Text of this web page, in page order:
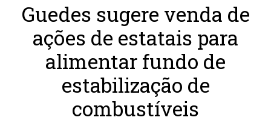
Guedes sugere venda de
ações de estatais para
alimentar fundo de
estabilização de
combustíveis